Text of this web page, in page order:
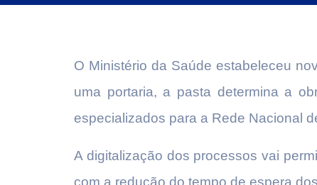
O Ministério da Saúde estabeleceu
uma portaria, a pasta determina a
especializados para a Rede Nacional
A digitalização dos processos vai
com a redução do tempo de espera